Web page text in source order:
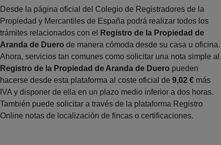
Desde la página oficial del Colegio de Registradores de la
Propiedad y Mercantiles de España podrá realizar todos los
trámites relacionados con el
Registro de la Propiedad de
Aranda de Duero de manera cómoda desde su casa u oficina.
Ahora, servicios tan comunes como solicitar una nota simple al
Registro de la Propiedad de Aranda de Duero pueden
hacerse desde esta plataforma al coste oficial de 9,02 € más
IVA y disponer de ella en un plazo medio inferior a dos horas.
También puede solicitar a través de la plataforma Registro
Online notas de localización de fincas o certificaciones.